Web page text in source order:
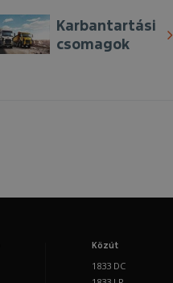
Karbantartási
csomagok
Közút
1833 DC